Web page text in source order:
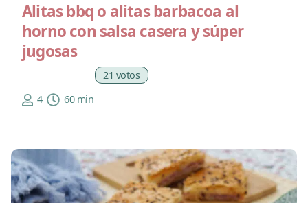
Alitas bbq o alitas barbacoa al
horno con salsa casera y súper
jugosas
21 votos
4
60 min